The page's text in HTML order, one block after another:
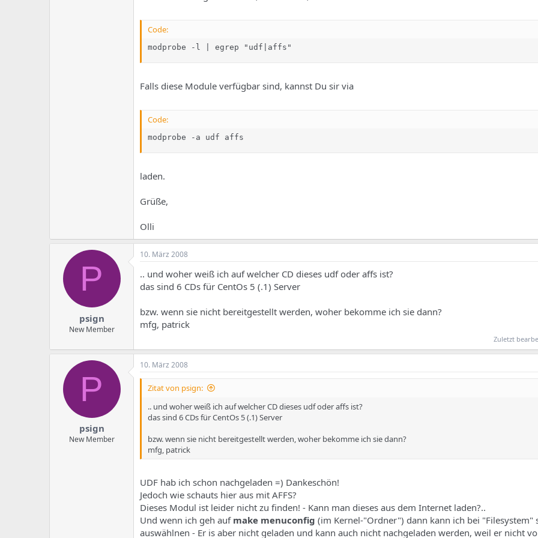
Code:
modprobe -l | egrep "udf|affs"
Falls diese Module verfügbar sind, kannst Du sir via
Code:
modprobe -a udf affs
laden.
Grüße,
Olli
P
psign
New Member
10. März 2008
.. und woher weiß ich auf welcher CD dieses udf oder affs ist?
das sind 6 CDs für CentOs 5 (.1) Server
bzw. wenn sie nicht bereitgestellt werden, woher bekomme ich sie dann?
mfg, patrick
Zuletzt
P
psign
New Member
10. März 2008
Zitat von psign:
.. und woher weiß ich auf welcher CD dieses udf oder affs ist?
das sind 6 CDs für CentOs 5 (.1) Server
bzw. wenn sie nicht bereitgestellt werden, woher bekomme ich sie dann?
mfg, patrick
UDF hab ich schon nachgeladen =) Dankeschön!
Jedoch wie schauts hier aus mit AFFS?
Dieses Modul ist leider nicht zu finden! - Kann man dieses aus dem Internet laden?..
Und wenn ich geh auf make menuconfig (im Kernel-"Ordner") dann kann ich bei "Filesystem"
auswählnen - Er is aber nicht geladen und kann auch nicht nachgeladen werden, weil er nicht